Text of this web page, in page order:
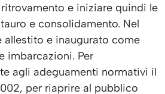
ritrovamento e iniziare quindi le
e consolidamento. Nel
allestito e inaugurato come
imbarcazioni. Per
agli adeguamenti normativi il
per riaprire al pubblico